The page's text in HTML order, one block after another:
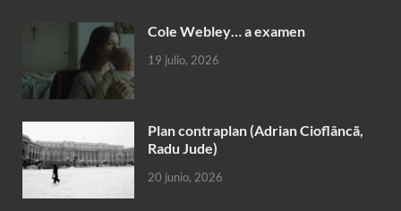
Cole Webley… a examen
19 julio, 2026
Plan contraplan (Adrian Cioflâncã,
Radu Jude)
20 junio, 2026